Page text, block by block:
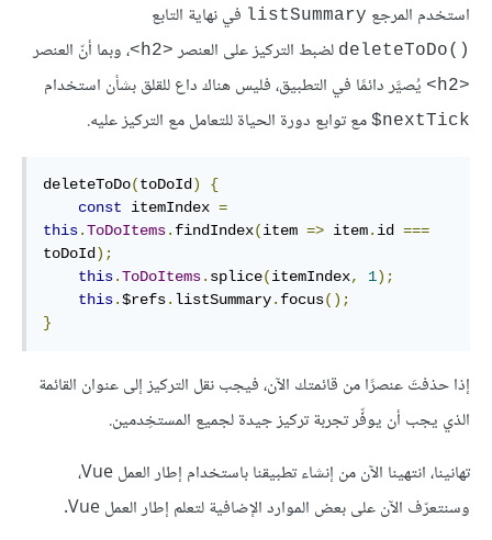
استخدم المرجع listSummary في نهاية التابع
deleteToDo()‎ لضبط التركيز على العنصر <h2> ، وبما أنّ العنصر
<h2> يُصيَّر دائمًا في التطبيق، فليس هناك داع للقلق بشأن استخدام
‎$nextTick مع توابع دورة الحياة للتعامل مع التركيز عليه.
deleteToDo(toDoId )
{
const itemIndex =
this.ToDoItems. findIndex(item => item. id ===
toDoId );
this.ToDoItems. splice(itemIndex, 1);
this.$refs. listSummary. focus();
}
إذا حذفتَ عنصرًا من قائمتك الآن، فيجب نقل التركيز إلى عنوان القائمة
الذي يجب أن يوفِّر تجربة تركيز جيدة لجميع المستخِدمين.
تهانينا، انتهينا الآن من إنشاء تطبيقنا باستخدام إطار العمل Vue،
وسنتعرّف الآن على بعض الموارد الإضافية لتعلم إطار العمل Vue.